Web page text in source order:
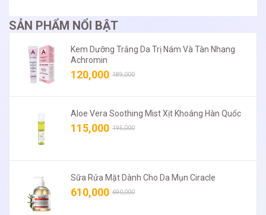
SẢN PHẨM NỔI BẬT
Kem Dưỡng Trắng Da Trị Nám Và Tàn Nhang
Achromin
120,000 189,000
Aloe Vera Soothing Mist Xịt Khoáng Hàn Quốc
115,000 195,000
Sữa Rửa Mặt Dành Cho Da Mụn Ciracle
610,000 690,000